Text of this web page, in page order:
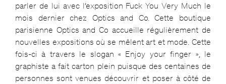
parler de lui avec l’exposition Fuck You Very Much le
mois dernier chez Optics and Co. Cette boutique
parisienne Optics and Co accueille régulièrement de
nouvelles expositions où se mêlent art et mode. Cette
fois-ci à travers le slogan « Enjoy your finger », le
graphiste a fait carton plein puisque des centaines de
personnes sont venues découvrir et poser à côté de